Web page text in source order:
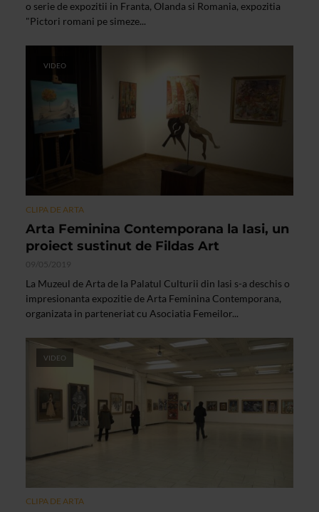
o serie de expozitii in Franta, Olanda si Romania, expozitia
"Pictori romani pe simeze...
VIDEO
CLIPA DE ARTA
Arta Feminina Contemporana la Iasi, un
proiect sustinut de Fildas Art
09/05/2019
La Muzeul de Arta de la Palatul Culturii din Iasi s-a deschis o
impresionanta expozitie de Arta Feminina Contemporana,
organizata in parteneriat cu Asociatia Femeilor...
VIDEO
CLIPA DE ARTA